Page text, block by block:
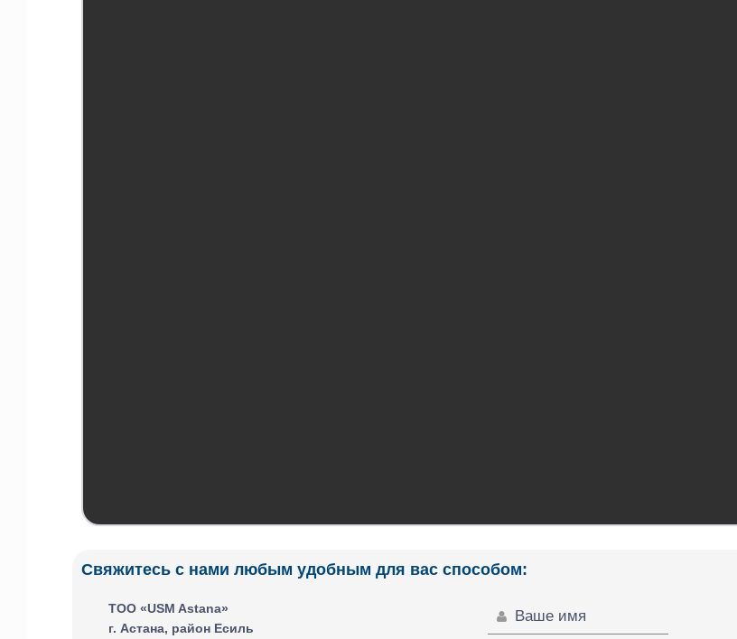
Свяжитесь с нами любым удобным для вас способом:
ТОО «USM Astana»
г. Астана, район Есиль